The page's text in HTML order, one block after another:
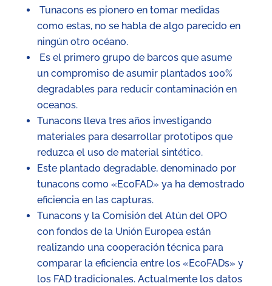
Tunacons es pionero en tomar medidas
como estas, no se habla de algo parecido en
ningún otro océano.
Es el primero grupo de barcos que asume
un compromiso de asumir plantados 100%
degradables para reducir contaminación en
oceanos.
Tunacons lleva tres años investigando
materiales para desarrollar prototipos que
reduzca el uso de material sintético.
Este plantado degradable, denominado por
tunacons como «EcoFAD» ya ha demostrado
eficiencia en las capturas.
Tunacons y la Comisión del Atún del OPO
con fondos de la Unión Europea están
realizando una cooperación técnica para
comparar la eficiencia entre los «EcoFADs» y
los FAD tradicionales. Actualmente los datos